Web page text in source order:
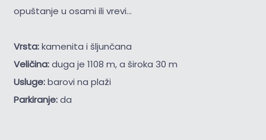
opuštanje u osami ili vrevi...
Vrsta:kamenita i šljunčana
Veličina:duga je 1108 m, a široka 30 m
Usluge:barovi na plaži
Parkiranje:da